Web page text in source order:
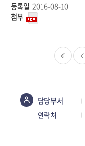
2016-08-10
콘텐츠
정보책임자
담당부서
연락처